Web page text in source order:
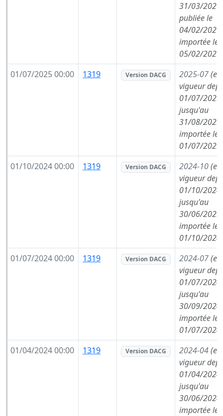
31/03/2026,
publiée le
04/02/2026,
importée le
05/02/2026)
01/07/2025 00:00
1319 Version DACG 2025-07(en
vigueur
01/07/2025,
jusqu'au
31/08/2025,
importée le
01/07/2025)
01/10/2024 00:00
1319 Version DACG 2024-10(en
vigueur
01/10/2024,
jusqu'au
30/06/2025,
importée le
01/10/2024)
01/07/2024 00:00
1319 Version DACG 2024-07(en
vigueur
01/07/2024,
jusqu'au
30/09/2024,
importée le
01/07/2024)
01/04/2024 00:00
1319 Version DACG 2024-04(en
vigueur
01/04/2024,
jusqu'au
30/06/2024,
importée le